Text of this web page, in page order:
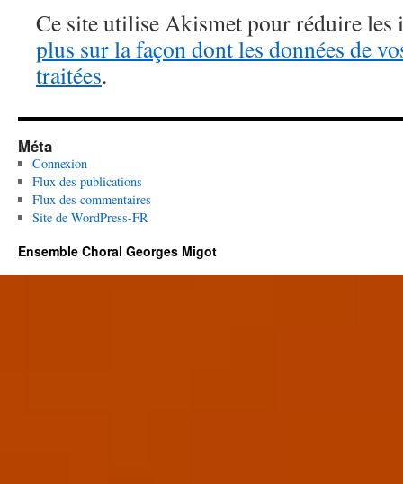
Ce site utilise Akismet pour réduire les
plus sur la façon dont les données de
traitées.
Méta
Connexion
Flux des publications
Flux des commentaires
Site de WordPress-FR
Ensemble Choral Georges Migot